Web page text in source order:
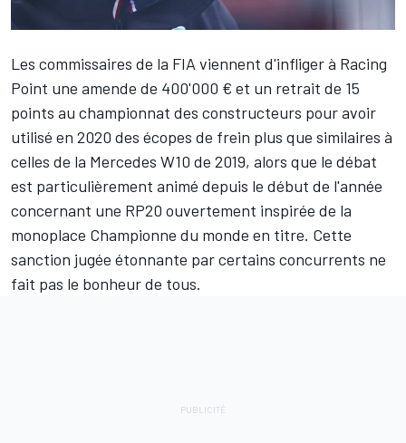
Les commissaires de la FIA viennent d'infliger à Racing
Point une amende de 400'000 € et un retrait de 15
points au championnat des constructeurs pour avoir
utilisé en 2020 des écopes de frein plus que similaires à
celles de la Mercedes W10 de 2019, alors que le débat
est particulièrement animé depuis le début de l'année
concernant une RP20 ouvertement inspirée de la
monoplace Championne du monde en titre. Cette
sanction jugée étonnante par certains concurrents ne
fait pas le bonheur de tous.